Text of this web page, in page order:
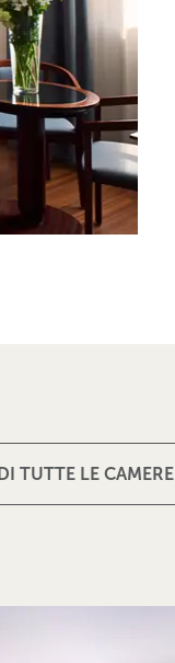
TUTTE LE CAMERE